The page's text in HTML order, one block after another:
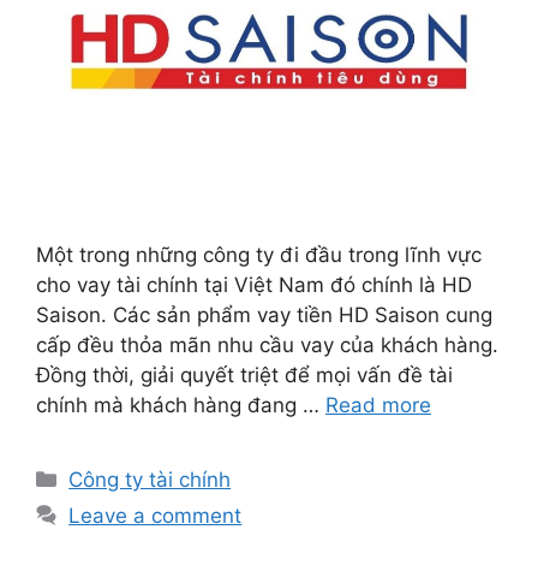
Một trong những công ty đi đầu trong lĩnh vực
cho vay tài chính tại Việt Nam đó chính là HD
Saison. Các sản phẩm vay tiền HD Saison cung
cấp đều thỏa mãn nhu cầu vay của khách hàng.
Đồng thời, giải quyết triệt để mọi vấn đề tài
chính mà khách hàng đang … Read more
Categories
Công ty tài chính
Leave a comment